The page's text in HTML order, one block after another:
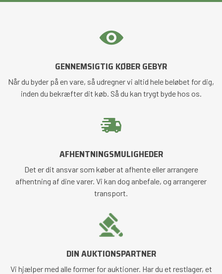
GENNEMSIGTIG KØBER GEBYR
Når du byder på en vare, så udregner vi altid hele beløbet for dig,
inden du bekræfter dit køb. Så du kan trygt byde hos os.
AFHENTNINGSMULIGHEDER
Det er dit ansvar som køber at afhente eller arrangere
afhentning af dine varer. Vi kan dog anbefale, og arrangerer
transport.
DIN AUKTIONSPARTNER
Vi hjælper med alle former for auktioner. Har du et restlager, et